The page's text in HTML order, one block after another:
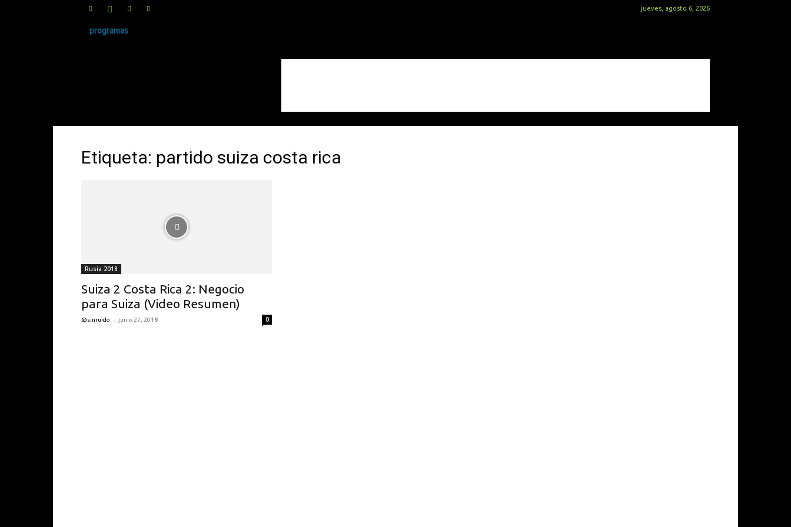
jueves, agosto 6, 2026
programas
Etiqueta: partido suiza costa rica
Rusia 2018
Suiza 2 Costa Rica 2: Negocio
para Suiza (Video Resumen)
@sinruido - junio 27, 2018 0